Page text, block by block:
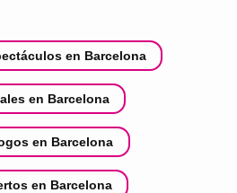
en Barcelona
en Barcelona
en Barcelona
en Barcelona